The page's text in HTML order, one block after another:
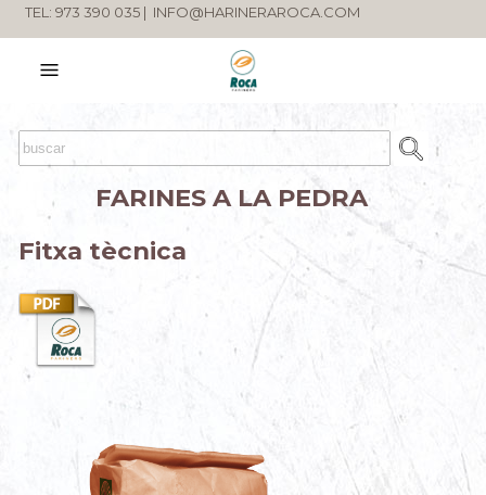
TEL: 973 390 035 | INFO@HARINERAROCA.COM
FARINES A LA PEDRA
Fitxa tècnica